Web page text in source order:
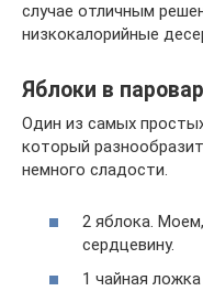
случае отличным
низкокалорийные
Яблоки в
Один из самых
который
немного сладости.
2 яблока.
сердцевину.
1 чайная